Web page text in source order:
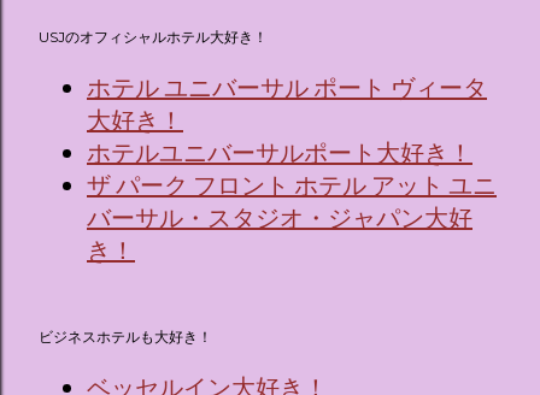
USJのオフィシャルホテル大好き！
ホテル ユニバーサル ポート ヴィータ
大好き！
ホテルユニバーサルポート大好き！
ザ パーク フロント ホテル アット ユニ
バーサル・スタジオ・ジャパン大好
き！
ビジネスホテルも大好き！
ベッセルイン大好き！